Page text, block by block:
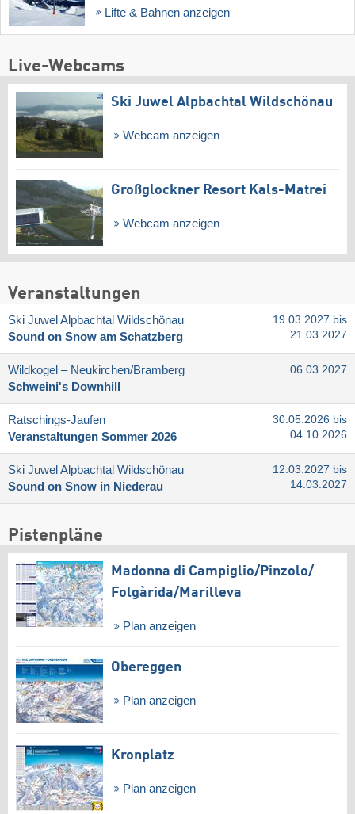
Lifte & Bahnen anzeigen
Live-Webcams
Ski Juwel Alpbachtal Wildschönau
Webcam anzeigen
Großglockner Resort Kals-Matrei
Webcam anzeigen
Veranstaltungen
Ski Juwel Alpbachtal Wildschönau
Sound on Snow am Schatzberg
19.03.2027 bis
21.03.2027
Wildkogel – Neukirchen/​Bramberg
Schweini's Downhill
06.03.2027
Ratschings-Jaufen
Veranstaltungen Sommer 2026
30.05.2026 bis
04.10.2026
Ski Juwel Alpbachtal Wildschönau
Sound on Snow in Niederau
12.03.2027 bis
14.03.2027
Pistenpläne
Madonna di Campiglio/​Pinzolo/​
Folgàrida/​Marilleva
Plan anzeigen
Obereggen
Plan anzeigen
Kronplatz
Plan anzeigen